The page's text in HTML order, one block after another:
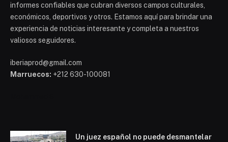
informes confiables que cubran diversos campos culturales,
económicos, deportivos y otros. Estamos aquí para brindar una
experiencia de noticias interesante y completa a nuestros
valiosos seguidores.
iberiaprod@gmail.com
Marruecos: +212 630-100081
Un juez español no puede desmantelar